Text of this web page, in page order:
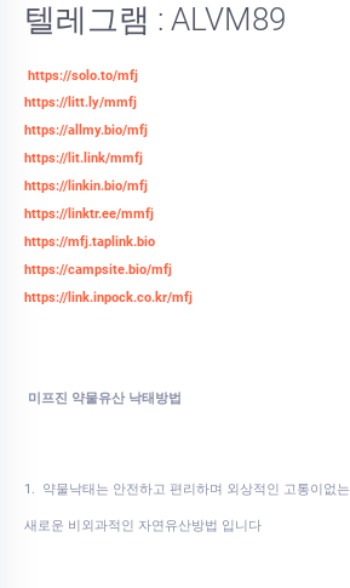
텔레그램 : ALVM89
https://solo.to/mfj
https://litt.ly/mmfj
https://allmy.bio/mfj
https://lit.link/mmfj
https://linkin.bio/mfj
https://linktr.ee/mmfj
https://mfj.taplink.bio
https://campsite.bio/mfj
https://link.inpock.co.kr/mfj
미프진 약물유산 낙태방법
1. 약물낙태는 안전하고 편리하며 외상적인 고통이없는
새로운 비외과적인 자연유산방법 입니다